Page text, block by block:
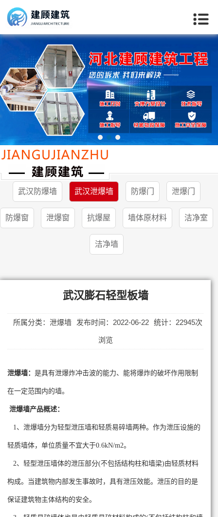
当前位置： 首页 >> 武汉产品中心 武汉泄爆墙
武汉防爆墙 武汉泄爆墙 防爆门 泄爆门
防爆窗 泄爆窗 抗爆屋 墙体原材料 洁净室
洁净墙
武汉膨石轻型板墙
所属分类：泄爆墙 发布时间：2022-06-22 统计：22945次
浏览
泄爆墙： 是具有泄爆炸冲击波的能力、能将爆炸的破坏作用限制
在一定范围内的墙。
泄爆墙产品概述：
1、泄爆墙分为轻型泄压墙和轻质易碎墙两种。作为泄压设施的
轻质墙体，单位质量不宜大于0.6kN/m2。
2、轻型泄压墙体的泄压部分(不包括结构柱和墙梁)由轻质材料
构成。当建筑物内部发生事故时，具有泄压效能。泄压的目的是
保证建筑物主体结构的安全。